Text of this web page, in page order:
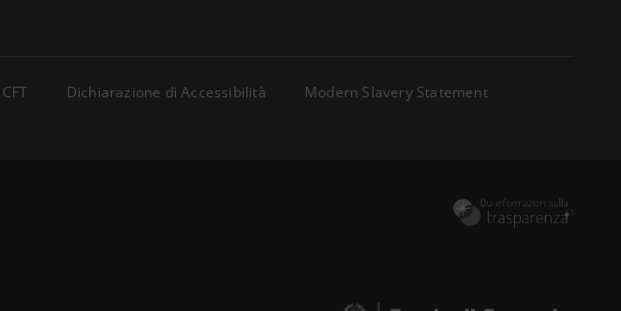
Dichiarazione di Accessibilità
Modern Slavery Statement